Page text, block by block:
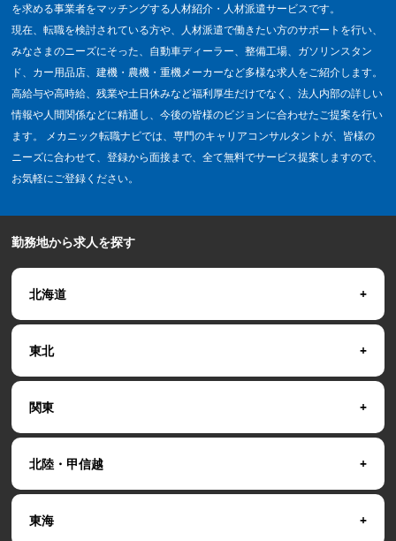
を求める事業者をマッチングする人材紹介・人材派遣サービスです。
現在、転職を検討されている方や、人材派遣で働きたい方のサポートを行い、
みなさまのニーズにそった、自動車ディーラー、整備工場、ガソリンスタン
ド、カー用品店、建機・農機・重機メーカーなど多様な求人をご紹介します。
高給与や高時給、残業や土日休みなど福利厚生だけでなく、法人内部の詳しい
情報や人間関係などに精通し、今後の皆様のビジョンに合わせたご提案を行い
ます。 メカニック転職ナビでは、専門のキャリアコンサルタントが、皆様の
ニーズに合わせて、登録から面接まで、全て無料でサービス提案しますので、
お気軽にご登録ください。
勤務地から求人を探す
北海道
東北
関東
北陸・甲信越
東海